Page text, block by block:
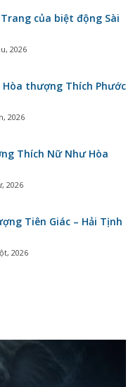
của biệt động Sài
2026
thượng Thích Phước
2026
Thích Nữ Như Hòa
2026
Tiên Giác – Hải Tịnh
2026